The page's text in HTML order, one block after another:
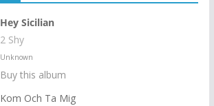
Hey Sicilian
2 Shy
Unknown
Buy this album
Kom Och Ta Mig